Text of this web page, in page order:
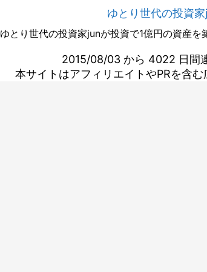
ゆとり世代の投資
ゆとり世代の投資家junが投資で1億円の資産を
2015/08/03 から 4022 日間
本サイトはアフィリエイトやPRを含